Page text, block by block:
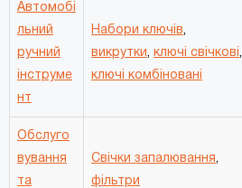
Автомобі
льний
ручний
інструме
нт
Набори ключів,
викрутки, ключі свічкові,
ключі комбіновані
Обслуго
вування
та
Свічки запалювання,
фільтри